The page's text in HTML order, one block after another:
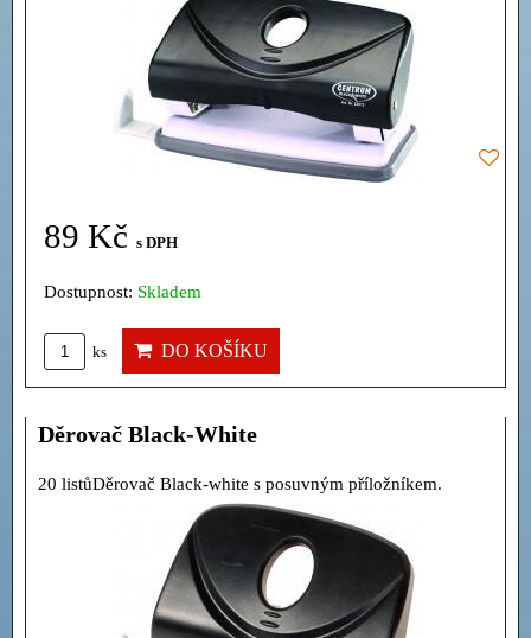
89 Kč s DPH
Dostupnost: Skladem
ks DO KOŠÍKU
Děrovač Black-White
20 listůDěrovač Black-white s posuvným příložníkem.